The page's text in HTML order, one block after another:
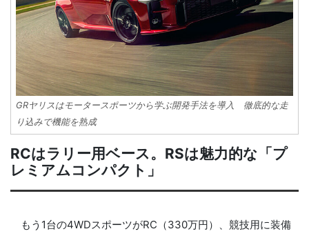
GRヤリスはモータースポーツから学ぶ開発手法を導入 徹底的な走
り込みで機能を熟成
RCはラリー用ベース。RSは魅力的な「プ
レミアムコンパクト」
もう1台の4WDスポーツがRC（330万円）、競技用に装備